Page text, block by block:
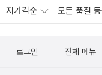
저가격순 모든 품질
로그인 전체 메뉴